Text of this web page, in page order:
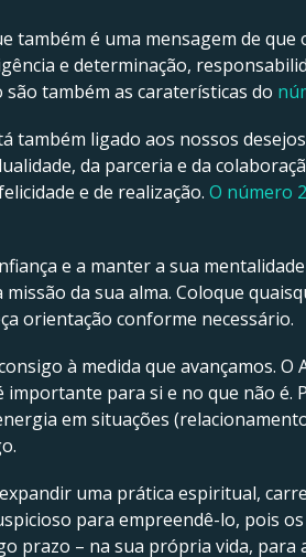
também é uma mensagem de que
e determinação,
também as caraterísticas do
também ligado aos nossos
da parceria e da
e de realização. O número 2
e a manter a sua
da sua alma. Coloque
orientação conforme necessário.
à medida que avançamos. O
para si e no que não é.
em situações
uma prática espiritual,
para empreendê-lo, pois
prazo – na sua própria vida, para